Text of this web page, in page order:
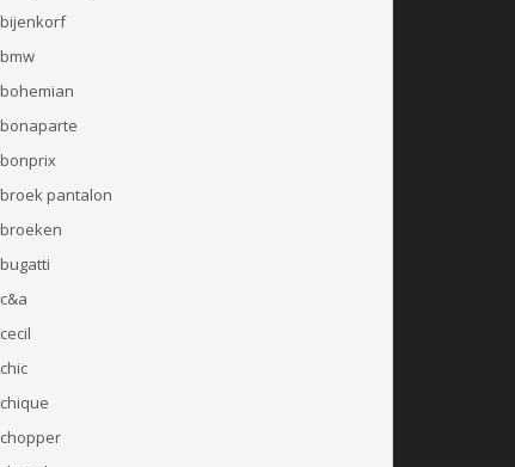
bijenkorf
bmw
bohemian
bonaparte
bonprix
broek pantalon
broeken
bugatti
c&a
cecil
chic
chique
chopper